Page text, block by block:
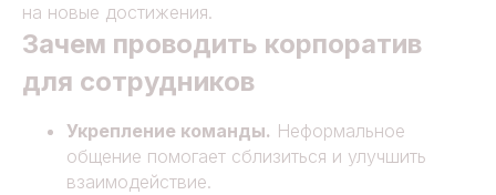
на новые достижения.
Зачем проводить корпоратив
для сотрудников
Укрепление команды. Неформальное
общение помогает сблизиться и улучшить
взаимодействие.